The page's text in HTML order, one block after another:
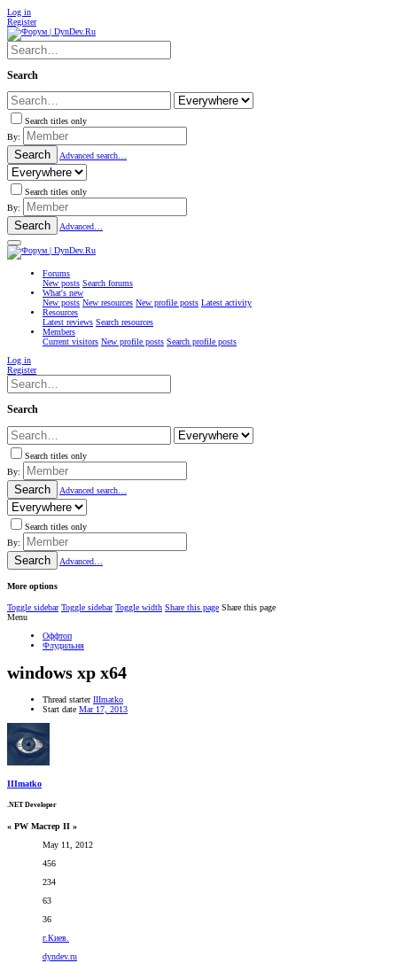
Log in
Register
Search
Search titles only
By:
Search Advanced search…
Search titles only
By:
Search Advanced…
Forums
New posts Search forums
What's new
New posts New resources New profile posts Latest activity
Resources
Latest reviews Search resources
Members
Current visitors New profile posts Search profile posts
Log in
Register
Search
Search titles only
By:
Search Advanced search…
Search titles only
By:
Search Advanced…
More options
Toggle sidebar Toggle sidebar Toggle width Share this page Share this page
Menu
Оффтоп
Флудильня
windows xp x64
Thread starter IIImatko
Start date Mar 17, 2013
IIImatko
.NET Developer
« PW Мастер II »
May 11, 2012
456
234
63
36
г.Киев.
dyndev.ru